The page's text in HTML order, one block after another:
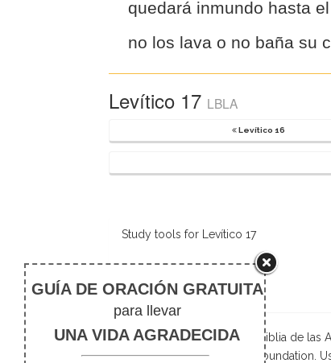
quedará inmundo hasta
no los lava o no baña su
Levítico 17 LBLA
Levítico 16
Study tools for Levítico 17
Notas de pie
Scripture taken from La Biblia de las
Foundation.